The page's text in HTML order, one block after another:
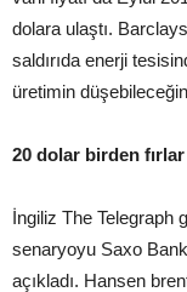
dolara ulaştı.
saldırıda enerji
üretimin
20 dolar birden fırlar
İngiliz The Telegraph
senaryoyu Saxo
açıkladı. Hansen